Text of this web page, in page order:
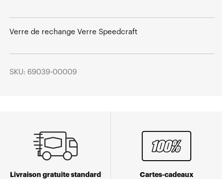
Verre de rechange Verre Speedcraft
SKU: 69039-00009
Livraison gratuite standard Cartes-cadeaux